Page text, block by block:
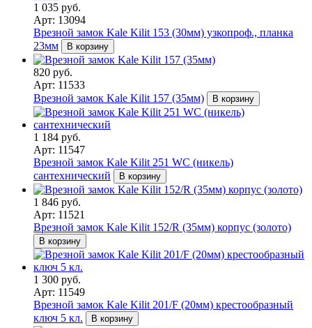
1 035 руб.
Арт: 13094
Врезной замок Kale Kilit 153 (30мм) узкопроф., планка
23мм
В корзину
820 руб.
Арт: 11533
Врезной замок Kale Kilit 157 (35мм)
В корзину
1 184 руб.
Арт: 11547
Врезной замок Kale Kilit 251 WC (никель)
сантехнический
В корзину
1 846 руб.
Арт: 11521
Врезной замок Kale Kilit 152/R (35мм) корпус (золото)
В корзину
1 300 руб.
Арт: 11549
Врезной замок Kale Kilit 201/F (20мм) крестообразный
ключ 5 кл.
В корзину